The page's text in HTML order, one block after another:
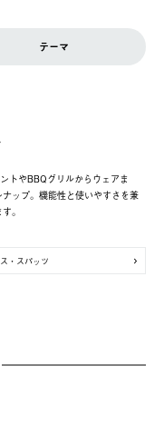
テーマ
トやBBQグリルからウェアま
ップ。機能性と使いやすさを兼
。
・スパッツ